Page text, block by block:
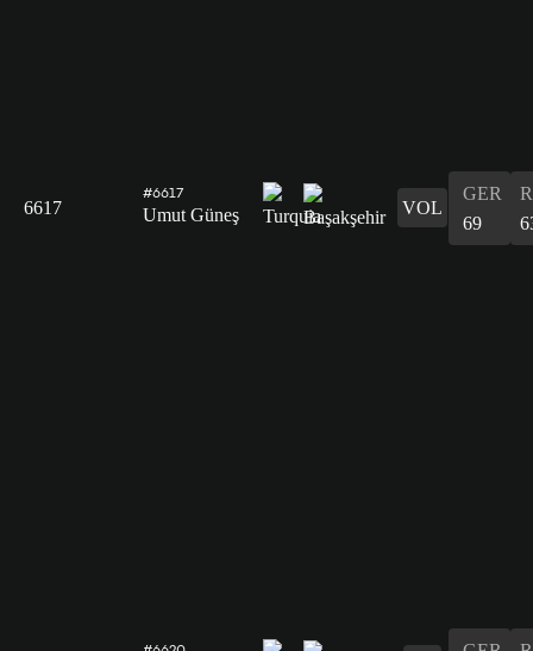
6617
#6617
Umut Güneş VOL
GER
69